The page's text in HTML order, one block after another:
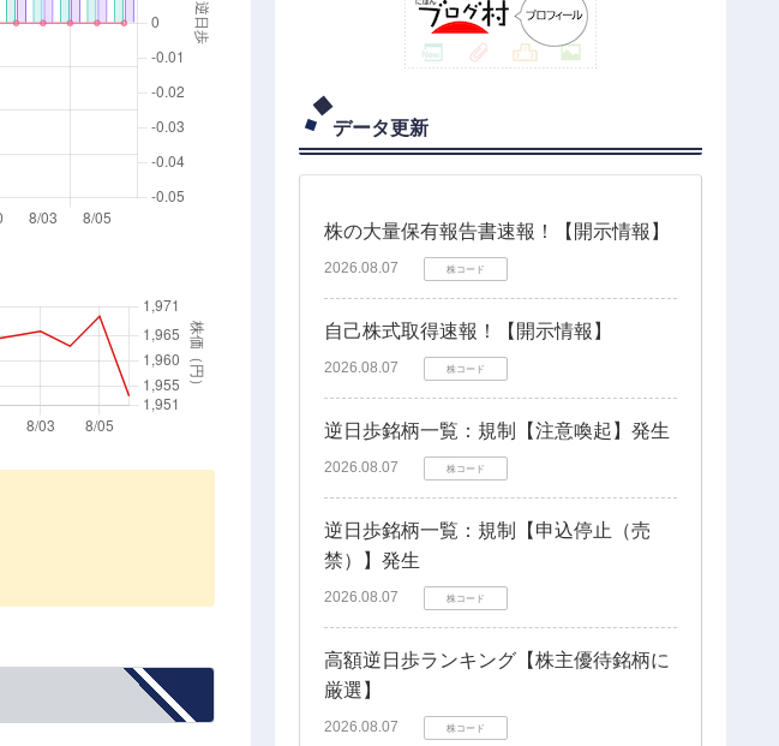
データ更新
株の大量保有報告書速報！【開示情報】
2026.08.07 株コード
自己株式取得速報！【開示情報】
2026.08.07 株コード
逆日歩銘柄一覧：規制【注意喚起】発生
2026.08.07 株コード
逆日歩銘柄一覧：規制【申込停止（売
禁）】発生
2026.08.07 株コード
高額逆日歩ランキング【株主優待銘柄に
厳選】
2026.08.07 株コード